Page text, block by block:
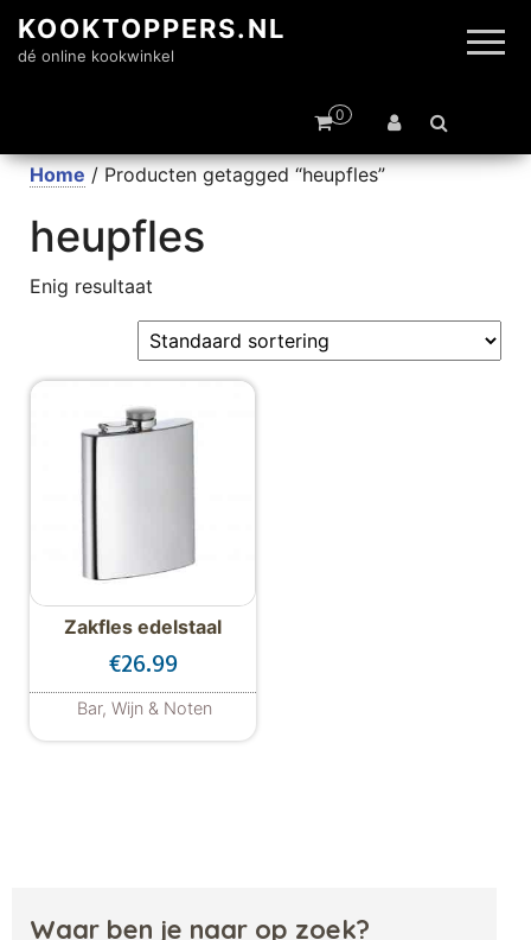
KOOKTOPPERS.NL
dé online kookwinkel
0
Home / Producten getagged “heupfles”
heupfles
Enig resultaat
Zakfles edelstaal
€26.99
Bar, Wijn & Noten
Waar ben je naar op zoek?